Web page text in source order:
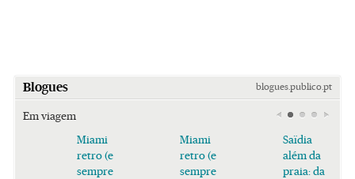
Blogues blogues.publico.pt
Em viagem
Miami
retro (e
sempre
Miami
retro (e
sempre
Saïdia
além da
praia: da